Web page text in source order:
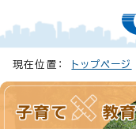
現在位置： トップページ